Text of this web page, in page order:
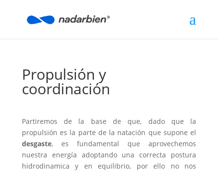
Propulsión y
coordinación
Partiremos de la base de que, dado que la
propulsión es la parte de la natación que supone el
desgaste, es fundamental que aprovechemos
nuestra energía adoptando una correcta postura
hidrodinamica y en equilibrio, por ello no nos